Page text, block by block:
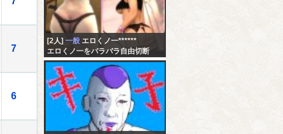
7
6
[2人] 一般 エロくノ一******
エロくノ一をバラバラ自由切断
エログロ配信 and 撮影 ~ stream-
part18